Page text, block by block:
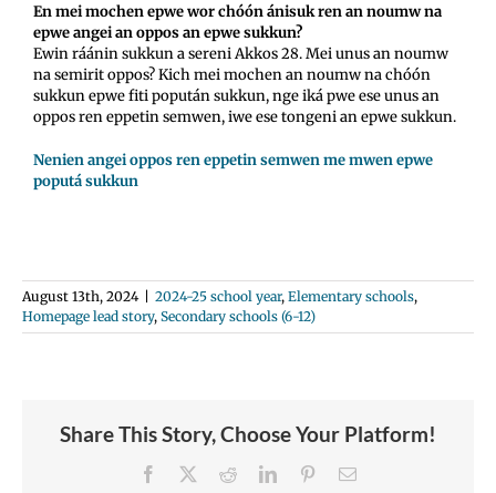
En mei mochen epwe wor chóón ánisuk ren an noumw na
epwe angei an oppos an epwe sukkun?
Ewin ráánin sukkun a sereni Akkos 28. Mei unus an noumw
na semirit oppos? Kich mei mochen an noumw na chóón
sukkun epwe fiti popután sukkun, nge iká pwe ese unus an
oppos ren eppetin semwen, iwe ese tongeni an epwe sukkun.
Nenien angei oppos ren eppetin semwen me mwen epwe
poputá sukkun
August 13th, 2024 | 2024-25 school year, Elementary schools,
Homepage lead story, Secondary schools (6-12)
Share This Story, Choose Your Platform!
Facebook RedditLinkedInPinterestEmail